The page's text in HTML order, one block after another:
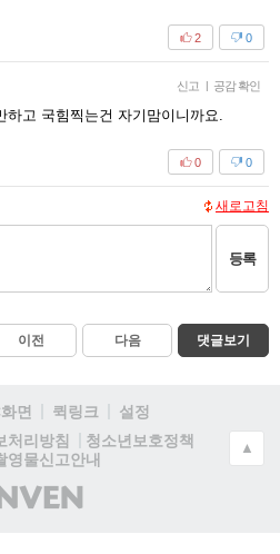
0
2
신고 | 공감 확인
하고 국힘찍는건 자기맘이니까요.
0
0
새로고침
등록
이전 다음 댓글보기
면 퀵링크
설정
처리방침
청소년보호정책
영물신고안내
(주)
인
▲